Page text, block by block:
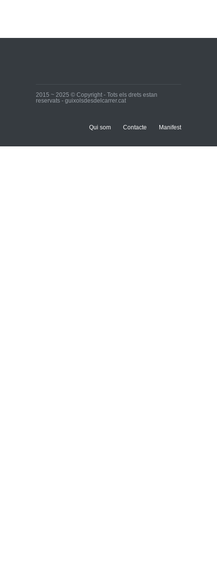
2015 ~ 2025 © Copyright - Tots els drets estan
reservats - guixolsdesdelcarrer.cat
Qui som Contacte Manifest